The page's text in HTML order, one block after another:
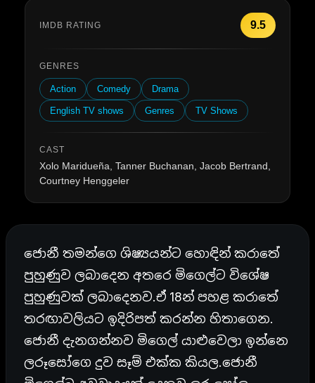
IMDB RATING 9.5
GENRES
Action Comedy Drama
English TV shows Genres TV Shows
CAST
Xolo Maridueña, Tanner Buchanan, Jacob Bertrand,
Courtney Henggeler
ජොනී තමන්ගෙ ශිෂ්‍යයන්ට හොඳින් කරාතේ
පුහුණුව ලබාදෙන අතරෙ මිගෙල්ට විශේෂ
පුහුණුවක් ලබාදෙනව.ඒ 18න් පහළ කරාතේ
තරඟාවලියට ඉදිරිපත් කරන්න හිතාගෙන.
ජොනී දැනගන්නව මිගෙල් යාළුවෙලා ඉන්නෙ
ලරූසෝගෙ දුව සෑම් එක්ක කියල.ජොනී